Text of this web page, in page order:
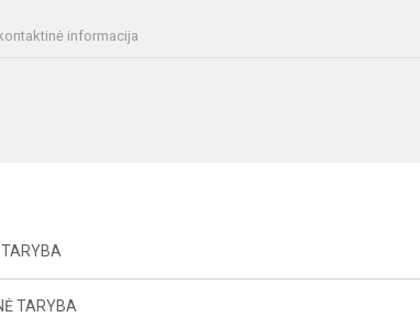
informacija
TARYBA
TARYBA